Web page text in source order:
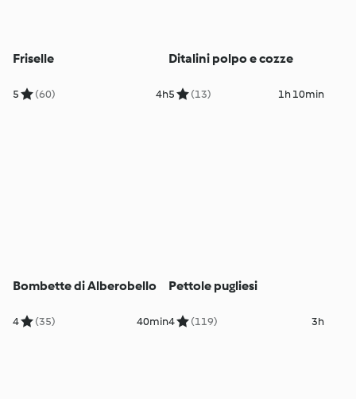
Friselle
5 (60) 4h
Ditalini polpo e cozze
5 (13) 1h 10min
Bombette di Alberobello
4 (35) 40min
Pettole pugliesi
4 (119) 3h